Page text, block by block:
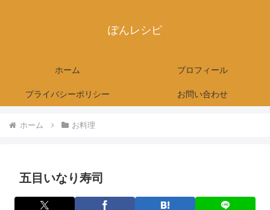
ぽんレシピ
ホーム プロフィール
プライバシーポリシー お問い合わせ
ホーム お料理
五目いなり寿司